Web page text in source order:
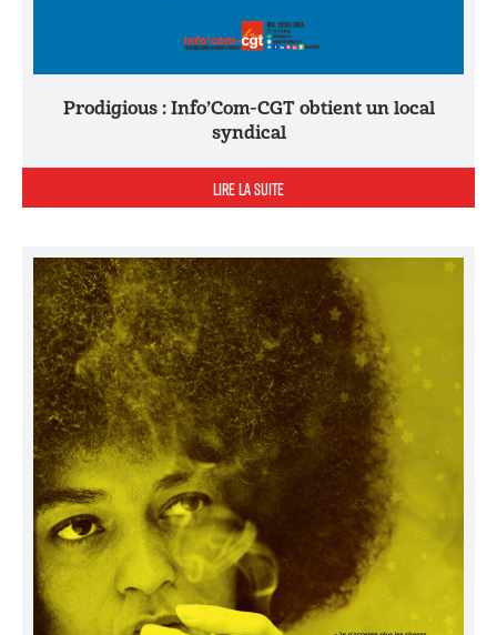
Prodigious : Info’Com-CGT obtient un local
syndical
LIRE LA SUITE